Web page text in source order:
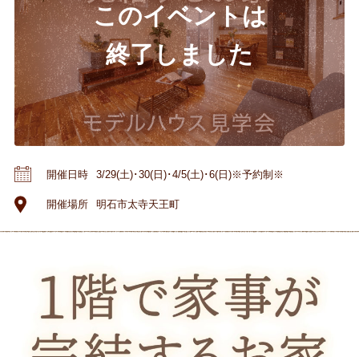
開催日時 3/29(土)･30(日)･4/5(土)･6(日)※予約制※
開催場所 明石市太寺天王町